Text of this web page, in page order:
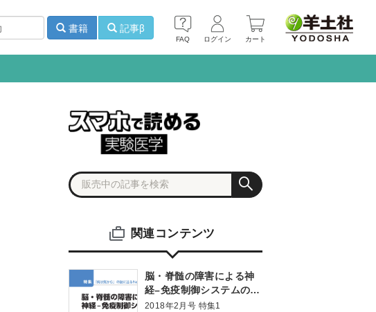
FAQ ログイン カート
書籍 記事β
関連コンテンツ
脳・脊髄の障害による神
経–免疫制御システムの破
綻
2018年2月号 特集1